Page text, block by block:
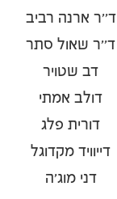
ד''ר ארנה רביב
ד''ר שאול סתר
דב שטויר
דולב אמתי
דורית פלג
דייוויד מקדוגל
דני מוג'ה